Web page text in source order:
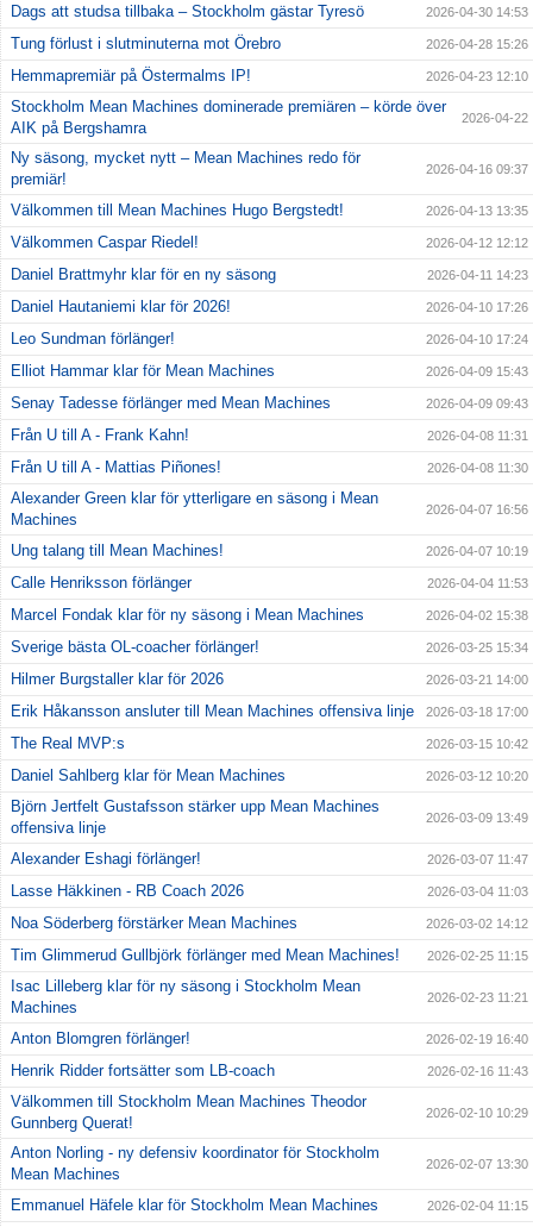
Dags att studsa tillbaka – Stockholm gästar Tyresö 2026-04-30 14:53
Tung förlust i slutminuterna mot Örebro 2026-04-28 15:26
Hemmapremiär på Östermalms IP! 2026-04-23 12:10
Stockholm Mean Machines dominerade premiären – körde över
AIK på Bergshamra
2026-04-22
Ny säsong, mycket nytt – Mean Machines redo för
premiär!
2026-04-16 09:37
Välkommen till Mean Machines Hugo Bergstedt! 2026-04-13 13:35
Välkommen Caspar Riedel! 2026-04-12 12:12
Daniel Brattmyhr klar för en ny säsong 2026-04-11 14:23
Daniel Hautaniemi klar för 2026! 2026-04-10 17:26
Leo Sundman förlänger! 2026-04-10 17:24
Elliot Hammar klar för Mean Machines 2026-04-09 15:43
Senay Tadesse förlänger med Mean Machines 2026-04-09 09:43
Från U till A - Frank Kahn! 2026-04-08 11:31
Från U till A - Mattias Piñones! 2026-04-08 11:30
Alexander Green klar för ytterligare en säsong i Mean
Machines
2026-04-07 16:56
Ung talang till Mean Machines! 2026-04-07 10:19
Calle Henriksson förlänger 2026-04-04 11:53
Marcel Fondak klar för ny säsong i Mean Machines 2026-04-02 15:38
Sverige bästa OL-coacher förlänger! 2026-03-25 15:34
Hilmer Burgstaller klar för 2026 2026-03-21 14:00
Erik Håkansson ansluter till Mean Machines offensiva linje 2026-03-18 17:00
The Real MVP:s 2026-03-15 10:42
Daniel Sahlberg klar för Mean Machines 2026-03-12 10:20
Björn Jertfelt Gustafsson stärker upp Mean Machines
offensiva linje
2026-03-09 13:49
Alexander Eshagi förlänger! 2026-03-07 11:47
Lasse Häkkinen - RB Coach 2026 2026-03-04 11:03
Noa Söderberg förstärker Mean Machines 2026-03-02 14:12
Tim Glimmerud Gullbjörk förlänger med Mean Machines! 2026-02-25 11:15
Isac Lilleberg klar för ny säsong i Stockholm Mean
Machines
2026-02-23 11:21
Anton Blomgren förlänger! 2026-02-19 16:40
Henrik Ridder fortsätter som LB-coach 2026-02-16 11:43
Välkommen till Stockholm Mean Machines Theodor
Gunnberg Querat!
2026-02-10 10:29
Anton Norling - ny defensiv koordinator för Stockholm
Mean Machines
2026-02-07 13:30
Emmanuel Häfele klar för Stockholm Mean Machines 2026-02-04 11:15